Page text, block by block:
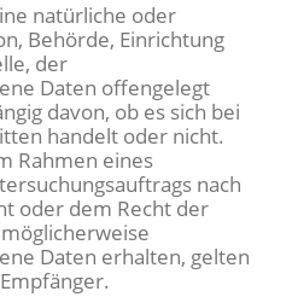
natürliche oder
Behörde, Einrichtung
der
Daten offengelegt
davon, ob es sich bei
handelt oder nicht.
Rahmen eines
nach
oder dem Recht der
Daten erhalten, gelten